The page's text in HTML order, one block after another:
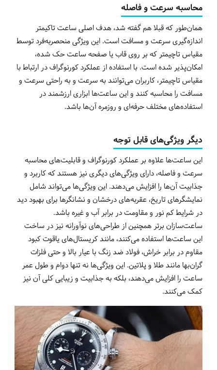
محاسبه سرعت و فاصله
همان‌طور که قبلا هم گفته شد، هدف اصلی ساعت تاکیمتر
اندازه‌گیری سرعت و مسافت است. این ویژگی منحصربه‌فرد توسط
مقیاس تاچیمتر که بر روی قاب یا صفحه ساعت حک شده،
امکان‌پذیر شده است. با استفاده از عملکرد کورنوگراف در ارتباط با
مقیاس تاچیمتر، کاربران می‌توانند به سرعت و به راحتی سرعت و
مسافت را محاسبه کنند و این ساعت‌ها ابزاری ارزشمند در
استفاده‌های مختلف حرفه‌ای و روزمره آن‌ها باشد.
دیگر ویژگی‌های قابل توجه
این ساعت‌ها علاوه بر عملکرد کورنوگراف و قابلیت‌های محاسبه
سرعت و فاصله، دارای ویژگی‌های دیگری نیز هستند که کاربرد و
جذابیت آن‌ها را افزایش می‌دهند. این ویژگی‌ها می‌تواند شامل
نمایشگرهای تاریخ، عقربه‌های درخشان و نشانگرها برای بهبود دید
در شرایط کم نور و مقاومت در برابر آب و غیره باشد.
ساعت‌سازان برتر همچنین از طراحی‌های نوآورانه نیز در ساخت
این ساعت‌ها استفاده می‌کنند، مانند کریستال‌های یاقوت کبود
مقاوم در برابر خراش، فولاد ضد زنگ با عیار بالا و حتی فلزات
گران‌بها مانند طلا و پلاتین. این ویژگی‌ها نه تنها دوام و طول عمر
ساعت را افزایش می‌دهند، بلکه به جذابیت و زیبایی کلی آن نیز
کمک می‌کنند.